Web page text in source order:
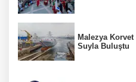
Malezya
Suyla Buluştu